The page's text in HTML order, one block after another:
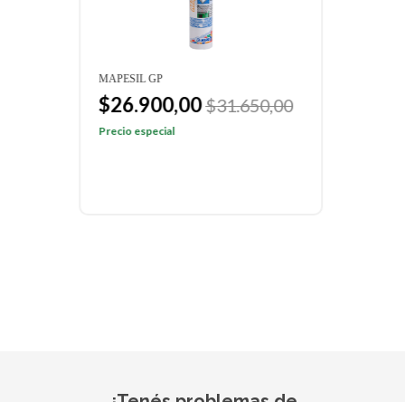
MAPESIL GP
$26.900,00 $31.650,00
Precio especial